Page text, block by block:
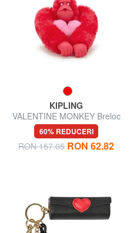
KIPLING
VALENTINE MONKEY Breloc
60% REDUCERI
RON 157.05 RON 62.82